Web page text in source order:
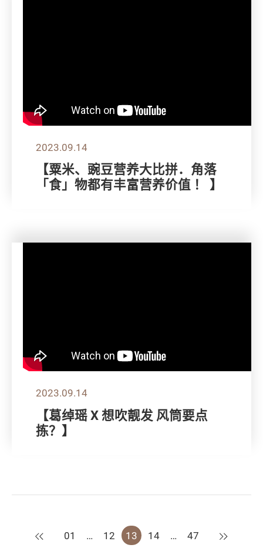
2023.09.14
【粟米、豌豆营养大比拼．角落
「食」物都有丰富营养价值 ！ 】
2023.09.14
【葛绰瑶 X 想吹靓发 风筒要点
拣？】
上一页
01 … 12 13 14 … 47 下一页